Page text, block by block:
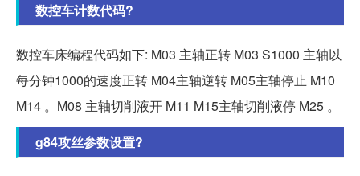
数控车计数代码?
数控车床编程代码如下: M03 主轴正转 M03 S1000 主轴以
每分钟1000的速度正转 M04主轴逆转 M05主轴停止 M10
M14 。M08 主轴切削液开 M11 M15主轴切削液停 M25 。
g84攻丝参数设置?